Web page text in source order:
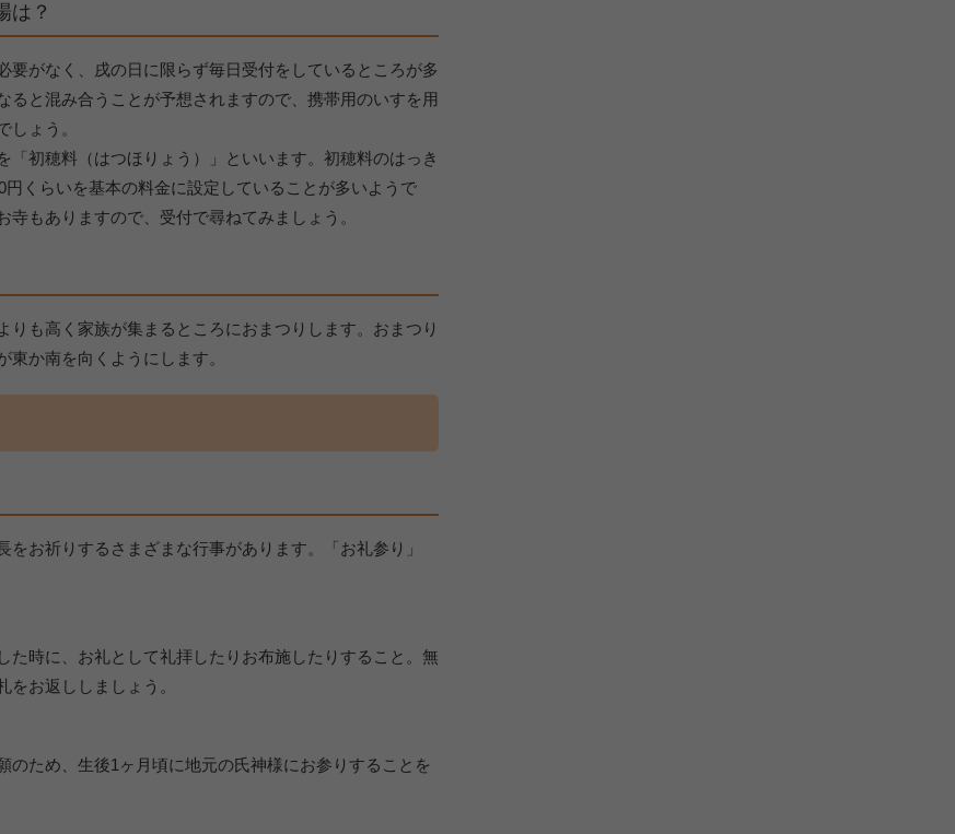
は？
がなく、戌の日に限らず毎日受付をしているところが多
と混み合うことが予想されますので、携帯用のいすを用
ょう。
初穂料（はつほりょう）」といいます。初穂料のはっき
くらいを基本の料金に設定していることが多いようで
もありますので、受付で尋ねてみましょう。
も高く家族が集まるところにおまつりします。おまつり
か南を向くようにします。
お祈りするさまざまな行事があります。「お礼参り」
た時に、お礼として礼拝したりお布施したりすること。無
お返ししましょう。
ため、生後1ヶ月頃に地元の氏神様にお参りすることを